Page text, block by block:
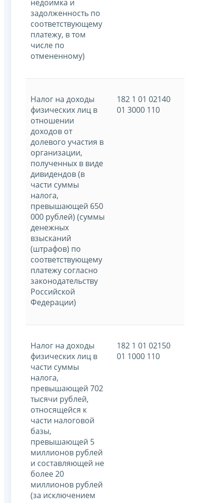
недоимка и
задолженность по
соответствующему
платежу, в том
числе по
отмененному)
Налог на доходы
физических лиц в
отношении
доходов от
долевого участия в
организации,
полученных в виде
дивидендов (в
части суммы
налога,
превышающей 650
000 рублей) (суммы
денежных
взысканий
(штрафов) по
соответствующему
платежу согласно
законодательству
Российской
Федерации)
182 1 01 02140
01 3000 110
Налог на доходы
физических лиц в
части суммы
налога,
превышающей 702
тысячи рублей,
относящейся к
части налоговой
базы,
превышающей 5
миллионов рублей
и составляющей не
более 20
миллионов рублей
(за исключением
182 1 01 02150
01 1000 110